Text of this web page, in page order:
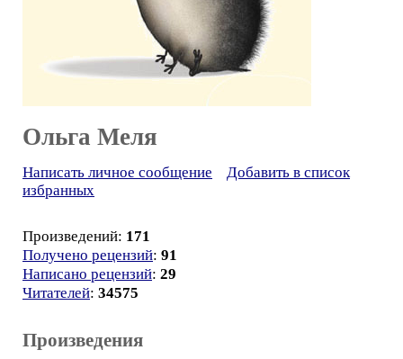
Ольга Меля
Написать личное сообщение
Добавить в список
избранных
Произведений: 171
Получено рецензий: 91
Написано рецензий: 29
Читателей: 34575
Произведения